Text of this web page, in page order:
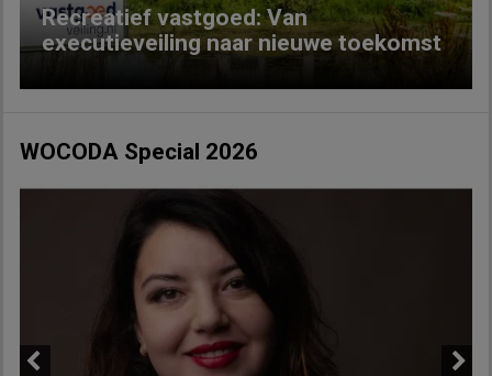
Recreatief vastgoed: Van
executieveiling naar nieuwe toekomst
WOCODA Special 2026